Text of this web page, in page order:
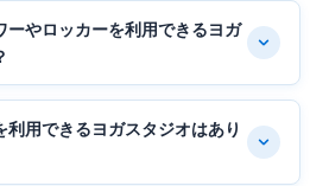
ーやロッカーを利用できるヨガ
用できるヨガスタジオはあり